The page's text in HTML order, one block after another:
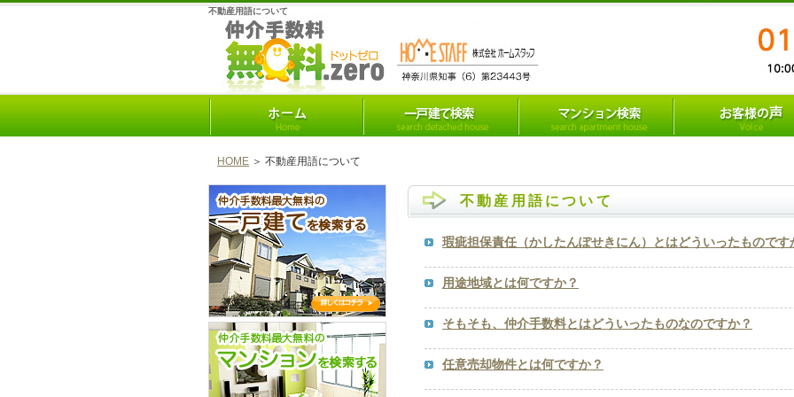
不動産用語について
HOME ＞ 不動産用語について
不動産用語について
瑕疵担保責任（かしたんぽせきにん）とはどういったものです
用途地域とは何ですか？
そもそも、仲介手数料とはどういったものなのですか？
任意売却物件とは何ですか？